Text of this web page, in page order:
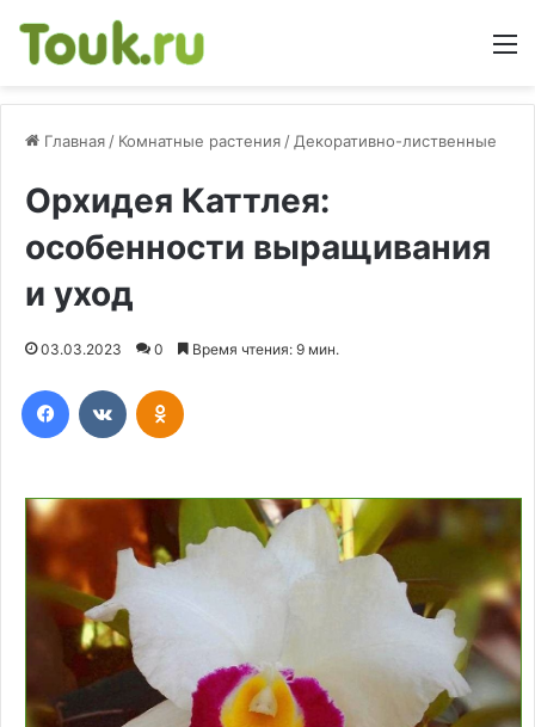
Главная / Комнатные растения / Декоративно-лиственные
Орхидея Каттлея:
особенности выращивания
и уход
03.03.2023 0 Время чтения: 9 мин.